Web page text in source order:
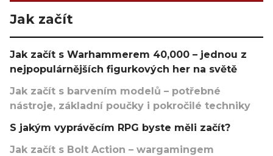
Jak začít
Jak začít s Warhammerem 40,000 – jednou z
nejpopulárnějších figurkových her na světě
Jak začít s barvením modelů – potřebné
nástroje, základní poučky i pokročilé techniky
S jakým vyprávěcím RPG byste měli začít?
Jak začít s Bolt Action – wargamingem